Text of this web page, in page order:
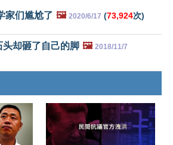
家们尴尬了 🖼️ 2020/6/17 (73,924次)
却砸了自己的脚 🖼️ 2018/11/7